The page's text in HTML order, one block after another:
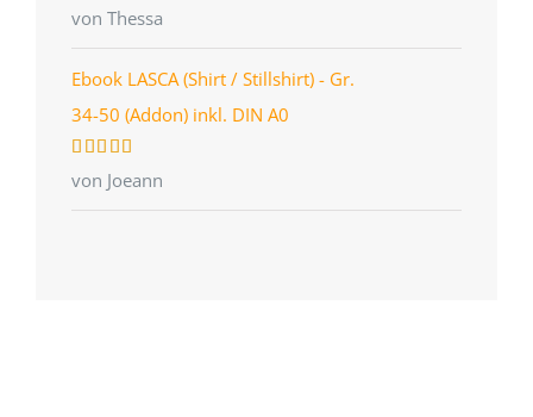
Bewertet
mit5 von 5
von Thessa
Ebook LASCA (Shirt / Stillshirt) - Gr.
34-50 (Addon) inkl. DIN A0
Bewertet
mit5von 5
von Joeann